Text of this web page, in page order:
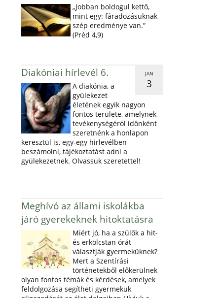
„Jobban boldogul kettő,
mint egy: fáradozásuknak
szép eredménye van.”
(Préd 4,9)
JAN
3
Diakóniai hírlevél 6.
A diakónia, a
gyülekezet
életének egyik nagyon
fontos területe, amelynek
tevékenységéról időnként
szeretnénk a honlapon
keresztül is, egy-egy hirlevélben
beszámolni, tájékoztatást adni a
gyülekezetnek. Olvassuk szeretettel!
Meghívó az állami iskolákba
járó gyerekeknek hitoktatásra
Miért jó, ha a szülők a hit-
és erkölcstan órát
választják gyermeküknek?
Mert a Szentírási
történetekből előkerülnek
olyan fontos témák és kérdések, amelyek
feldolgozása segítheti gyermekük